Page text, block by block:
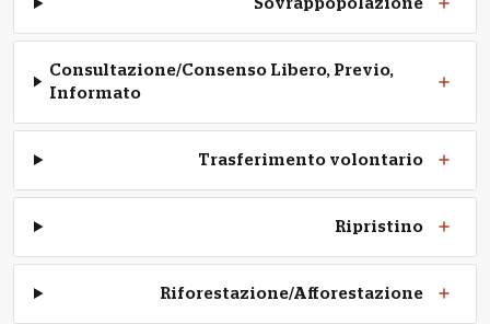
Sovrappopolazione
Consultazione/Consenso Libero, Previo,
Informato
Trasferimento volontario
Ripristino
Riforestazione/Afforestazione